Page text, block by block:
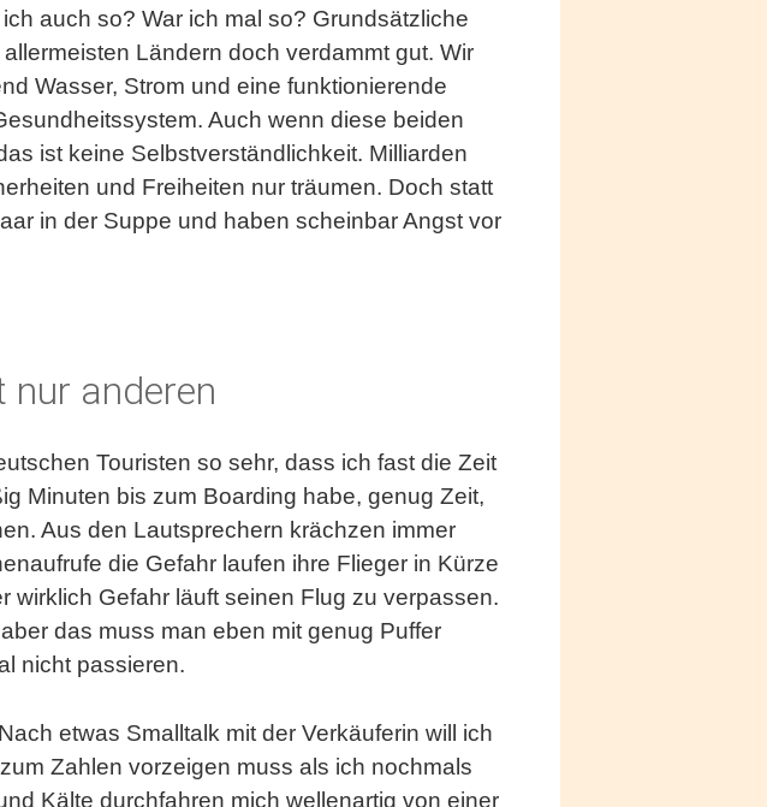
auch so? War ich mal so? Grundsätzliche
Ländern doch verdammt gut. Wir
Wasser, Strom und eine funktionierende
Auch wenn diese beiden
ist keine Selbstverständlichkeit. Milliarden
und Freiheiten nur träumen. Doch statt
in der Suppe und haben scheinbar Angst vor
anderen
Touristen so sehr, dass ich fast die Zeit
Minuten bis zum Boarding habe, genug Zeit,
Aus den Lautsprechern krächzen immer
die Gefahr laufen ihre Flieger in Kürze
wirklich Gefahr läuft seinen Flug zu verpassen.
das muss man eben mit genug Puffer
nicht passieren.
etwas Smalltalk mit der Verkäuferin will ich
Zahlen vorzeigen muss als ich nochmals
Kälte durchfahren mich wellenartig von einer